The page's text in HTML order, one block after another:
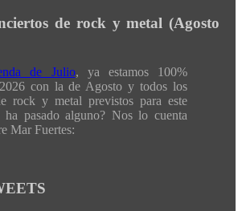
de rock y metal (Agosto
de Julio, ya estamos 100%
con la de Agosto y todos los
rock y metal previstos para este
ha pasado alguno? Nos lo cuenta
Mar Fuertes: